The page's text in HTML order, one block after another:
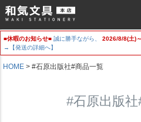
■休暇のお知らせ■ 誠に勝手ながら、 2026/8/8(土)
→【発送の詳細へ】
HOME #石原出版社#商品一覧
#石原出版
登録順
価格が安い順
価格が高い順
優先度順
レビュー順
検索